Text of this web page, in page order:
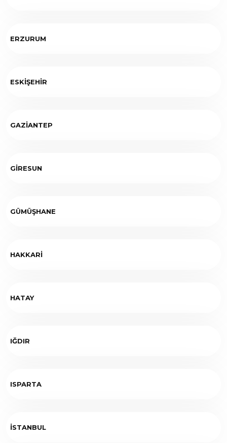
ERZURUM
ESKİŞEHİR
GAZİANTEP
GİRESUN
GÜMÜŞHANE
HAKKARİ
HATAY
IĞDIR
ISPARTA
İSTANBUL